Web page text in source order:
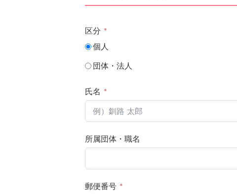
区分
個人
団体・法人
氏名
所属団体・職名
郵便番号